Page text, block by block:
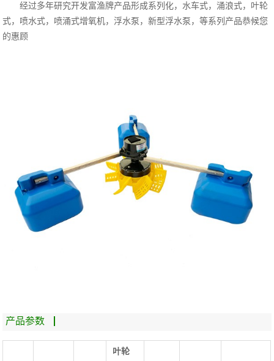
经过多年研究开发富渔牌产品形成系列化，水车式，涌浪式，叶轮
式，喷水式，喷涌式增氧机，浮水泵，新型浮水泵，等系列产品恭候您
的惠顾
产品参数
叶轮